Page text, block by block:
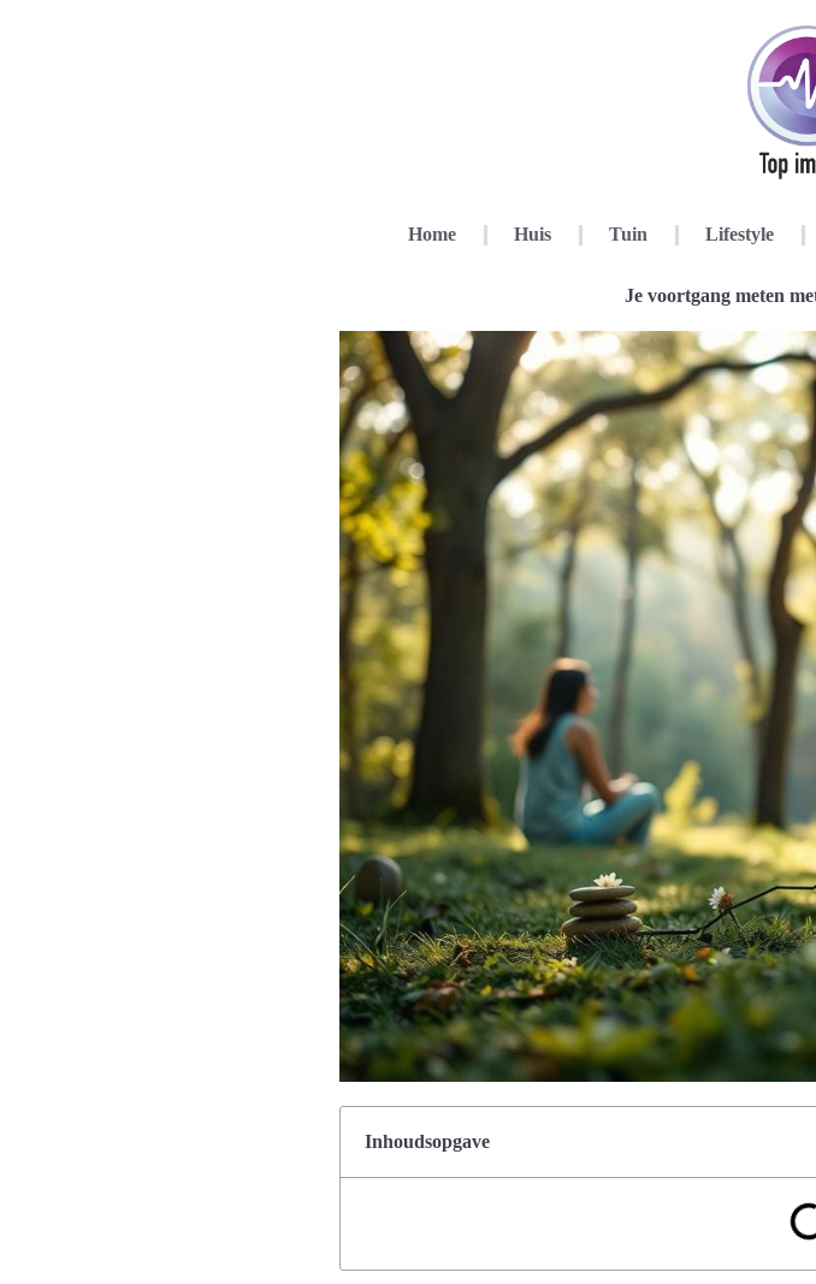
Home Huis Tuin Lifestyle
Je voortgang meten
Inhoudsopgave